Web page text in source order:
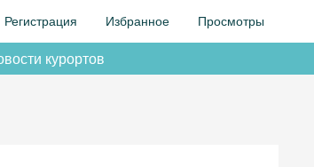
Регистрация Избранное Просмотры
курортов